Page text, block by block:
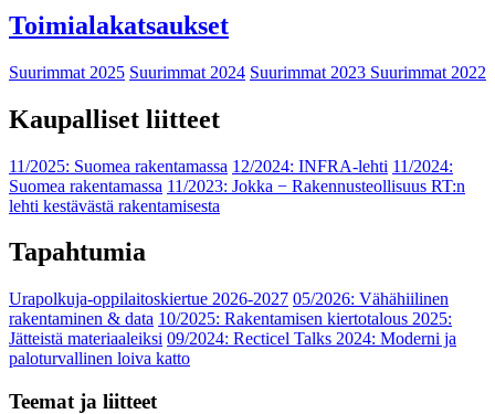
Toimialakatsaukset
Suurimmat 2025 Suurimmat 2024 Suurimmat 2023 Suurimmat 2022
Kaupalliset liitteet
11/2025: Suomea rakentamassa 12/2024: INFRA-lehti 11/2024:
Suomea rakentamassa 11/2023: Jokka − Rakennusteollisuus RT:n
lehti kestävästä rakentamisesta
Tapahtumia
Urapolkuja-oppilaitoskiertue 2026-2027 05/2026: Vähähiilinen
rakentaminen & data 10/2025: Rakentamisen kiertotalous 2025:
Jätteistä materiaaleiksi 09/2024: Recticel Talks 2024: Moderni ja
paloturvallinen loiva katto
Teemat ja liitteet